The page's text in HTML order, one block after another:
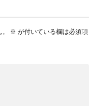
※ が付いている欄は必須項